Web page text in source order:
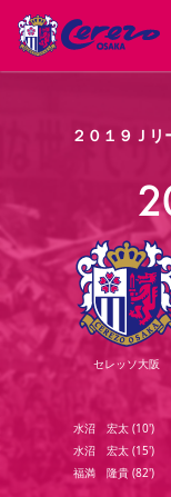
試合日程 / 結果 順位表
チームについて
選手・スタッフ スケ
アカデミー
ハナサ
チケット
チケット情報 販売
シーズンシート
法人
特定興行入場券 譲渡
観戦ガイド
初めて観戦ガイド
観戦マナー&ルール
スタジアム
クラブを知る
セレッソ大阪について
クラブ紹介
サポートする
パートナー企業募集中
セレッソアイデアちょ
ファンクラブ
ファンクラブ
SAKURA SOCIO 招
婚姻届・出生届・命名
レディース
２０１９Ｊ
セレッソ大阪
水沼 宏太 (10')
水沼 宏太 (15')
福満 隆貴 (82')